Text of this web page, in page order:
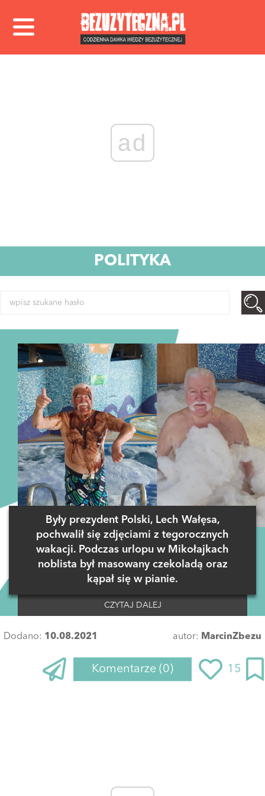
ad
POLITYKA
Były prezydent Polski, Lech Wałęsa,
pochwalił się zdjęciami z tegorocznych
wakacji. Podczas urlopu w Mikołajkach
noblista był masowany czekoladą oraz
kąpał się w pianie.
CZYTAJ DALEJ
Dodano: 10.08.2021 autor: MarcinZbezu
Komentarze (0) 15